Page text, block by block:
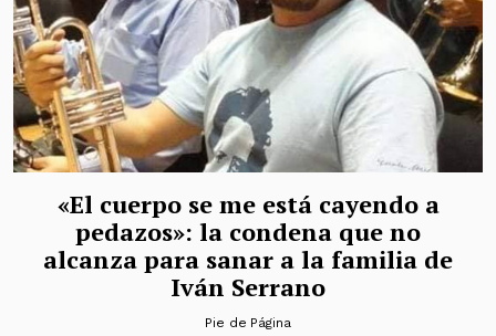
«El cuerpo se me está cayendo a
pedazos»: la condena que no
alcanza para sanar a la familia de
Iván Serrano
Pie de Página